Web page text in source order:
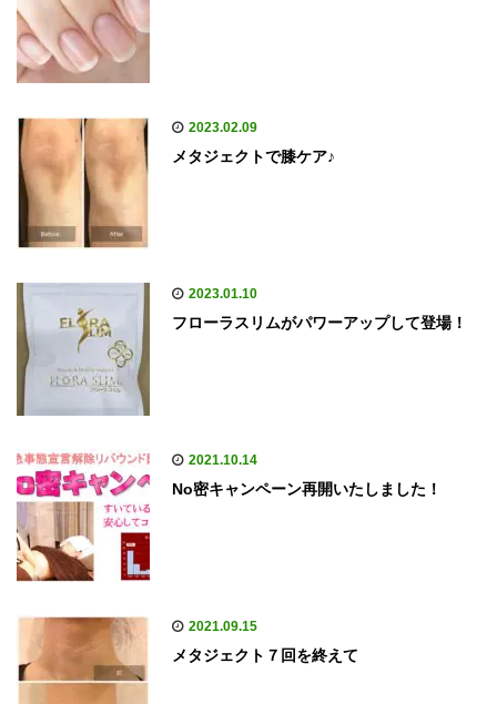
2023.02.09
メタジェクトで膝ケア♪
2023.01.10
フローラスリムがパワーアップして登場！
2021.10.14
No密キャンペーン再開いたしました！
2021.09.15
メタジェクト７回を終えて